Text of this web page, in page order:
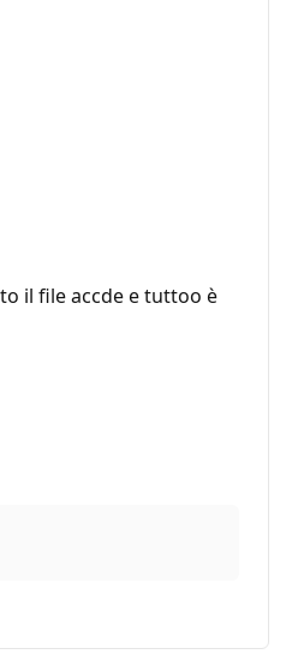
il file accde e tuttoo è